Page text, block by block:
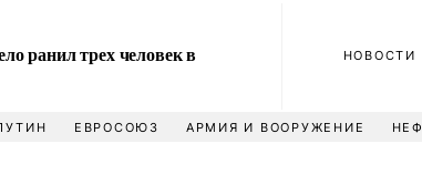
ранил трех человек в
НОВОСТИ
ЕВРОСОЮЗ АРМИЯ И ВООРУЖЕНИЕ